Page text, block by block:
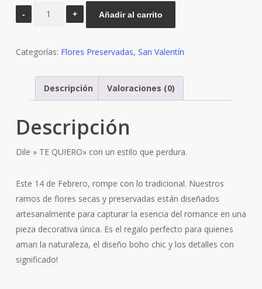
(Modelo
cantidad
Añadir al carrito
Categorías: Flores Preservadas, San Valentín
Descripción Valoraciones (0)
Descripción
Dile » TE QUIERO» con un estilo que perdura.
Este 14 de Febrero, rompe con lo tradicional. Nuestros
ramos de flores secas y preservadas están diseñados
artesanalmente para capturar la esencia del romance en una
pieza decorativa única. Es el regalo perfecto para quienes
aman la naturaleza, el diseño boho chic y los detalles con
significado!